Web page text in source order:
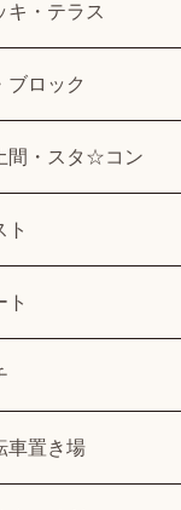
キ・テラス
ブロック
間・スタ☆コン
ト
ト
車置き場